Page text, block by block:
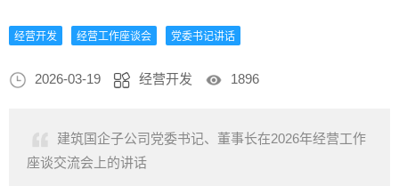
经营开发 经营工作座谈会 党委书记讲话
2026-03-19 经营开发 1896
建筑国企子公司党委书记、董事长在2026年经营工作
座谈交流会上的讲话